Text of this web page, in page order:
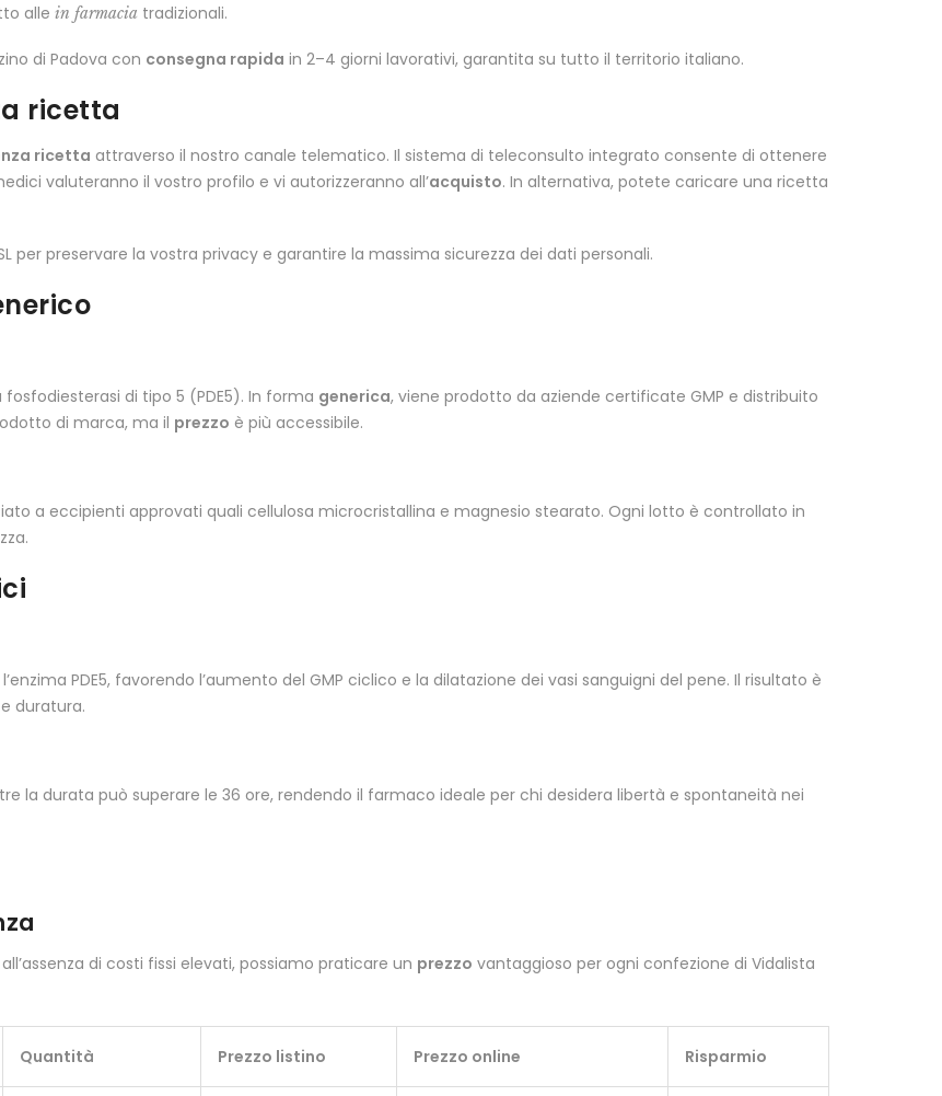
alle in farmacia tradizionali.
di Padova con consegna rapida in 2–4 giorni lavorativi, garantita su tutto il territorio italiano.
ricetta
ricetta attraverso il nostro canale telematico. Il sistema di teleconsulto integrato consente di ottenere
valuteranno il vostro profilo e vi autorizzeranno all’acquisto. In alternativa, potete caricare una ricetta
per preservare la vostra privacy e garantire la massima sicurezza dei dati personali.
di tipo 5 (PDE5). In forma generica, viene prodotto da aziende certificate GMP e distribuito
di marca, ma il prezzo è più accessibile.
a eccipienti approvati quali cellulosa microcristallina e magnesio stearato. Ogni lotto è controllato in
PDE5, favorendo l’aumento del GMP ciclico e la dilatazione dei vasi sanguigni del pene. Il risultato è
duratura.
la durata può superare le 36 ore, rendendo il farmaco ideale per chi desidera libertà e spontaneità nei
di costi fissi elevati, possiamo praticare un prezzo vantaggioso per ogni confezione di Vidalista
Quantità Prezzo listino Prezzo online Risparmio